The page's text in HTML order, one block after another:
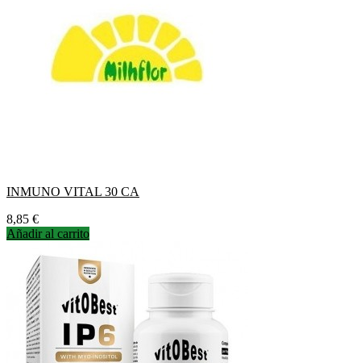
INMUNO VITAL 30 CA
Precio
8,85 €
Añadir al carrito